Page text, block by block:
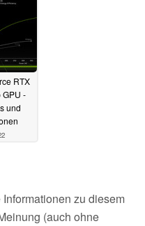
RTX
-
und
zu diesem
(auch ohne